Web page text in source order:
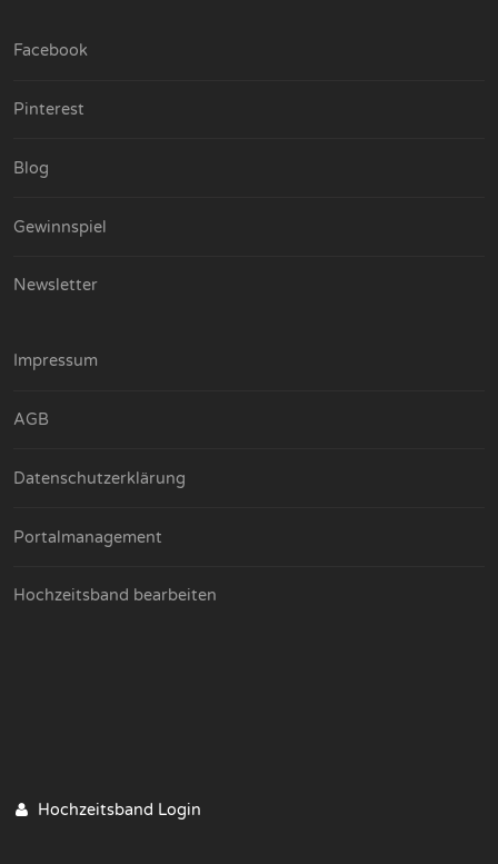
Facebook
Pinterest
Blog
Gewinnspiel
Newsletter
Impressum
AGB
Datenschutzerklärung
Portalmanagement
Hochzeitsband bearbeiten
Hochzeitsband Login